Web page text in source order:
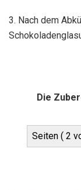
3. Nach dem
Die
Seiten ( 2